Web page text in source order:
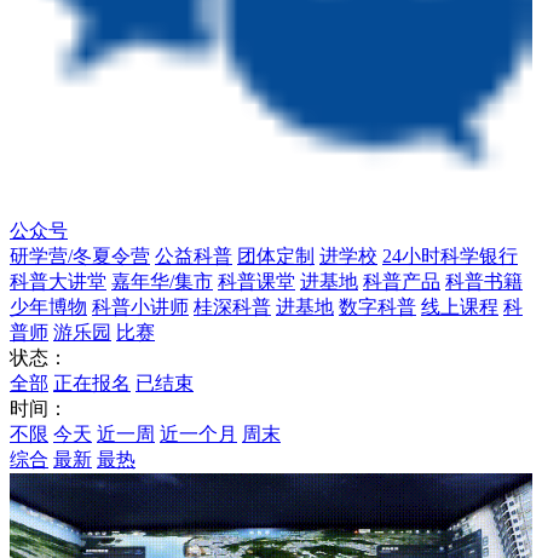
公众号
研学营/冬夏令营 公益科普 团体定制 进学校 24小时科学银行
科普大讲堂 嘉年华/集市 科普课堂 进基地 科普产品 科普书籍
少年博物 科普小讲师 桂深科普 进基地 数字科普 线上课程 科
普师 游乐园 比赛
状态：
全部 正在报名 已结束
时间：
不限 今天 近一周 近一个月 周末
综合 最新 最热